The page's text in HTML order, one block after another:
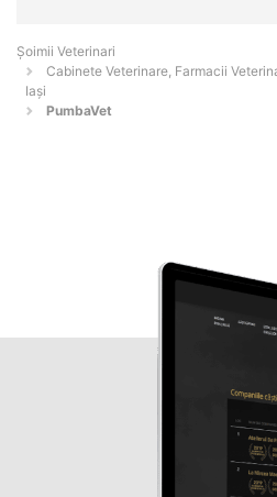
Șoimii Veterinari
Cabinete Veterinare, Farmacii
Iaşi
PumbaVet